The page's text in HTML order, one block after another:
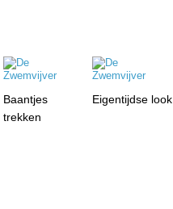
Baantjes
trekken
Eigentijdse look